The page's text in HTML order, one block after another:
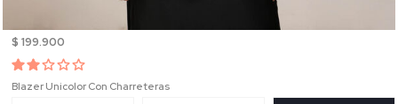
$ 199.900
Blazer Unicolor Con Charreteras